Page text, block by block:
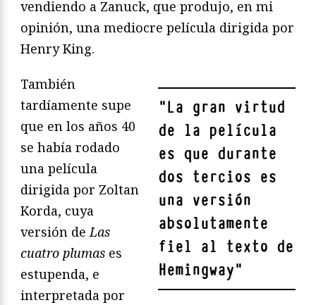
vendiendo a Zanuck, que produjo, en mi
opinión, una mediocre película dirigida por
Henry King.
"La gran virtud
de la película
es que durante
dos tercios es
una versión
absolutamente
fiel al texto de
Hemingway"
También
tardíamente supe
que en los años 40
se había rodado
una película
dirigida por Zoltan
Korda, cuya
versión deLas
cuatro plumas es
estupenda, e
interpretada por